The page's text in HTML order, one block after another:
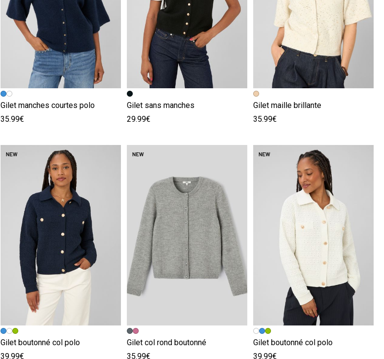
Image précédente
Image suivante
Gilet manches courtes polo
35.99€
Image précédente
Image suivante
Gilet sans manches
29.99€
Image précédente
Image suivante
Gilet maille brillante
35.99€
Image précédente
Image suivante
Gilet boutonné col polo
39.99€
Image précédente
Image suivante
Gilet col rond boutonné
35.99€
Image précédente
Image suivante
Gilet boutonné col polo
39.99€